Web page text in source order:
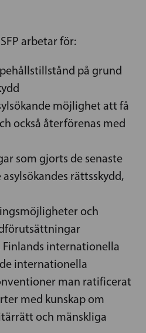
arbetar för:
på grund
möjlighet att få
också återförenas med
som gjorts de senaste
rättsskydd,
och
internationella
internationella
man ratificerat
med kunskap om
och mänskliga